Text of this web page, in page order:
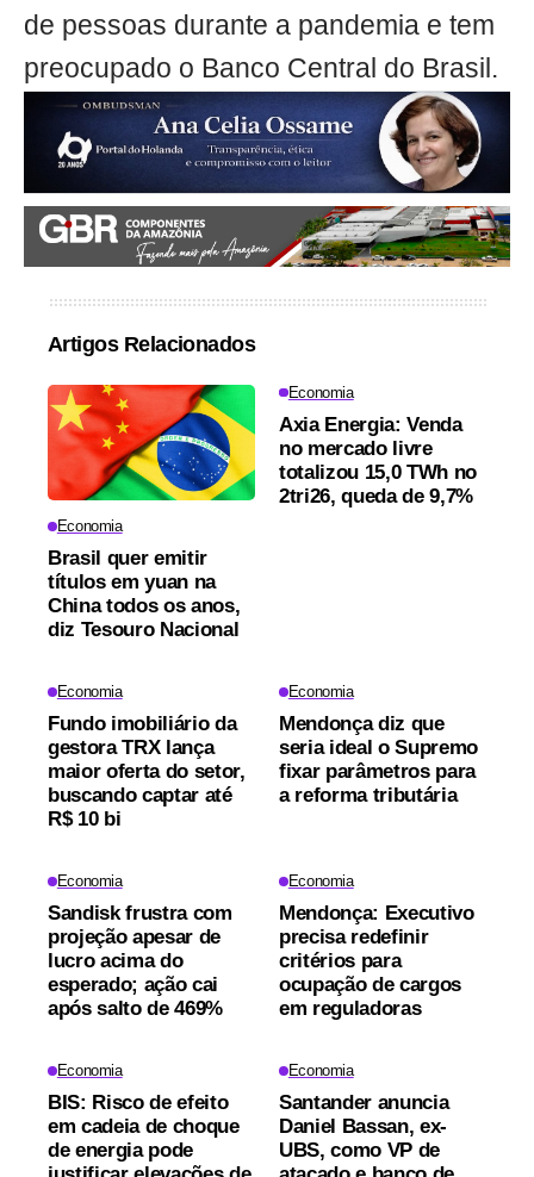
de pessoas durante a pandemia e tem
preocupado o Banco Central do Brasil.
Artigos Relacionados
Economia
Brasil quer emitir
títulos em yuan na
China todos os anos,
diz Tesouro Nacional
Economia
Axia Energia: Venda
no mercado livre
totalizou 15,0 TWh no
2tri26, queda de 9,7%
Economia
Fundo imobiliário da
gestora TRX lança
maior oferta do setor,
buscando captar até
R$ 10 bi
Economia
Mendonça diz que
seria ideal o Supremo
fixar parâmetros para
a reforma tributária
Economia
Sandisk frustra com
projeção apesar de
lucro acima do
esperado; ação cai
após salto de 469%
Economia
Mendonça: Executivo
precisa redefinir
critérios para
ocupação de cargos
em reguladoras
Economia
BIS: Risco de efeito
em cadeia de choque
de energia pode
Economia
Santander anuncia
Daniel Bassan, ex-
UBS, como VP de